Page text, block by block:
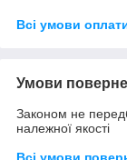
Всі умови
Умови
Законом не
належної якості